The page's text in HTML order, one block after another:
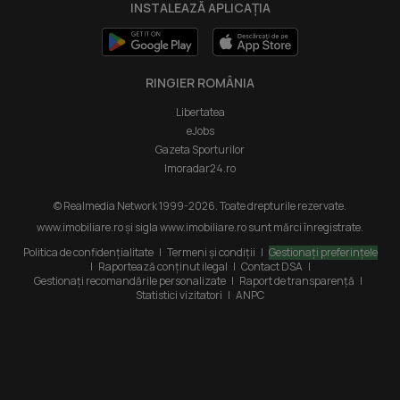
INSTALEAZĂ APLICAȚIA
RINGIER ROMÂNIA
Libertatea
eJobs
Gazeta Sporturilor
Imoradar24.ro
© Realmedia Network 1999-2026. Toate drepturile rezervate.
www.imobiliare.ro și sigla www.imobiliare.ro sunt mărci înregistrate.
Politica de confidențialitate | Termeni și condiții | Gestionați preferințele
| Raportează conținut ilegal | Contact DSA |
Gestionați recomandările personalizate | Raport de transparență |
Statistici vizitatori | ANPC